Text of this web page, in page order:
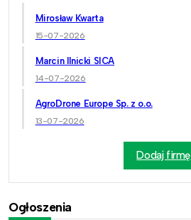
Mirosław Kwarta
15-07-2026
Marcin Ilnicki SICA
14-07-2026
AgroDrone Europe Sp. z o.o.
13-07-2026
Dodaj firmę
Ogłoszenia